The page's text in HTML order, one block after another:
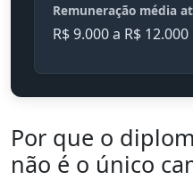
Remuneração média
R$ 9.000 a R$ 12.000
Por que o
não é o único